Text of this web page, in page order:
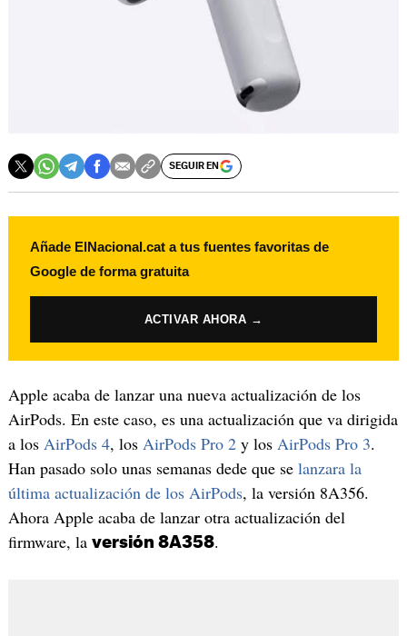
SEGUIR EN
Añade ElNacional.cat a tus fuentes favoritas de
Google de forma gratuita
ACTIVAR AHORA →
Apple acaba de lanzar una nueva actualización de los
AirPods. En este caso, es una actualización que va dirigida
a los AirPods 4, los AirPods Pro 2y los AirPods Pro 3.
Han pasado solo unas semanas dede que se lanzara la
última actualización de los AirPods, la versión 8A356.
Ahora Apple acaba de lanzar otra actualización del
firmware, la versión 8A358.